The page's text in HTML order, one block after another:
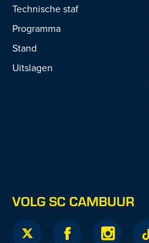
Technische staf
Programma
Stand
Uitslagen
VOLG SC CAMBUUR